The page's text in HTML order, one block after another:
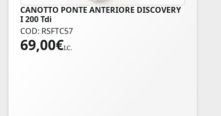
CANOTTO PONTE ANTERIORE DISCOVERY
I 200 Tdi
COD: RSFTC57
69,00€I.C.